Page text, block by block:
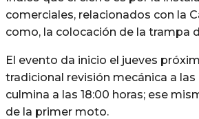
comerciales, relacionados con la
como, la colocación de la trampa
El evento da inicio el jueves
tradicional revisión mecánica a las
culmina a las 18:00 horas; ese
de la primer moto.